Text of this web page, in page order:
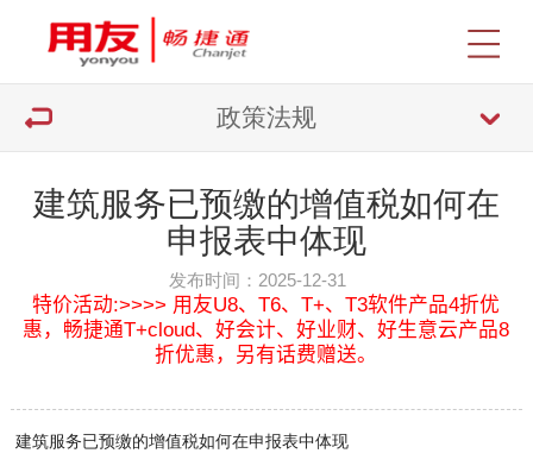
政策法规
建筑服务已预缴的增值税如何在
申报表中体现
发布时间：2025-12-31
特价活动:>>>> 用友U8、T6、T+、T3软件产品4折优
惠，畅捷通T+cloud、好会计、好业财、好生意云产品8
折优惠，另有话费赠送。
建筑服务已预缴的增值税如何在申报表中体现